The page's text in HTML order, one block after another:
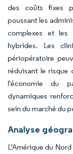
des coûts fixes
poussant les
complexes et les
hybrides. Les
périopératoire
réduisant le risque
l'économie du
dynamiques
sein du marché du
Analyse
L'Amérique du